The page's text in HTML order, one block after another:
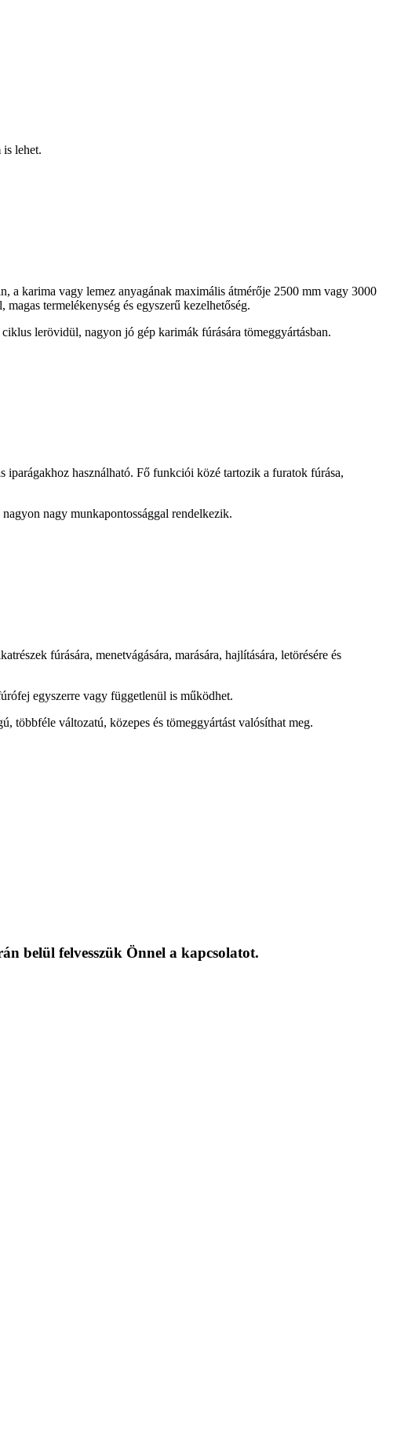
lehet.
a karima vagy lemez anyagának maximális átmérője 2500 mm vagy 3000
termelékenység és egyszerű kezelhetőség.
lerövidül, nagyon jó gép karimák fúrására tömeggyártásban.
iparágakhoz használható. Fő funkciói közé tartozik a furatok fúrása,
nagy munkapontossággal rendelkezik.
fúrására, menetvágására, marására, hajlítására, letörésére és
egyszerre vagy függetlenül is működhet.
többféle változatú, közepes és tömeggyártást valósíthat meg.
belül felvesszük Önnel a kapcsolatot.